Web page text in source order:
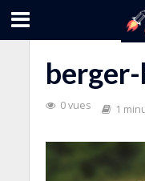
0 vues 1